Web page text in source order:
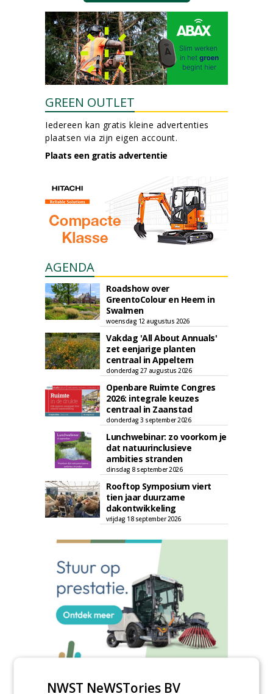
GREEN OUTLET
Iedereen kan gratis kleine advertenties
plaatsen via zijn eigen account.
Plaats een gratis advertentie
AGENDA
Roadshow over
GreentoColour en Heem in
Swalmen
woensdag 12 augustus 2026
Vakdag 'All About Annuals'
zet eenjarige planten
centraal in Appeltern
donderdag 27 augustus 2026
Openbare Ruimte Congres
2026: integrale keuzes
centraal in Zaanstad
donderdag 3 september 2026
Lunchwebinar: zo voorkom je
dat natuurinclusieve
ambities stranden
dinsdag 8 september 2026
Rooftop Symposium viert
tien jaar duurzame
dakontwikkeling
vrijdag 18 september 2026
NWST NeWSTories BV